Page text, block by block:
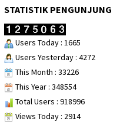
STATISTIK PENGUNJUNG
Users Today : 1665
Users Yesterday : 4272
This Month : 33226
This Year : 348554
Total Users : 918996
Views Today : 2914